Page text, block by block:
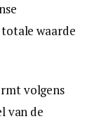
waarde
volgens
van de